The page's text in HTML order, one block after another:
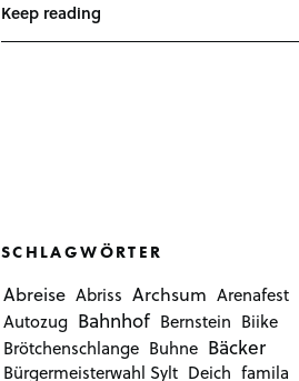
Keep reading
SCHLAGWÖRTER
Abreise Abriss Archsum Arenafest
Autozug Bahnhof Bernstein Biike
Brötchenschlange Buhne Bäcker
Bürgermeisterwahl Sylt Deich famila